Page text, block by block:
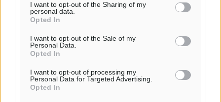
I want to opt-out of the Sharing of my
personal data.
Opted In
I want to opt-out of the Sale of my
Personal Data.
Opted In
I want to opt-out of processing my
Personal Data for Targeted Advertising.
Opted In
Άτομο που παρέμεινε σε κλειστό χώρο με ασθενή
με COVID-19 σε απόσταση < 2 μέτρα και για ≥ 15
Συνταξιδιώτης στο ίδιο αεροσκάφος, ο οποίος
καθόταν σε απόσταση δύο σειρών θέσεων (προς
COVID-19 , άτομα που ταξίδευαν μαζί ή φρόντισαν
τον ασθενή και μέλη του πληρώματος που